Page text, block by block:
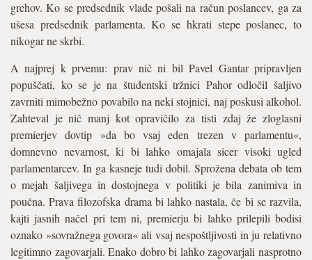
grehov. Ko se predsednik vlade pošali na račun poslancev, ga za
ušesa predsednik parlamenta. Ko se hkrati stepe poslanec, to
nikogar ne skrbi.
A najprej k prvemu: prav nič ni bil Pavel Gantar pripravljen
popuščati, ko se je na študentski tržnici Pahor odločil šaljivo
zavrniti mimobežno povabilo na neki stojnici, naj poskusi alkohol.
Zahteval je nič manj kot opravičilo za tisti zdaj že zloglasni
premierjev dovtip »da bo vsaj eden trezen v parlamentu«,
domnevno nevarnost, ki bi lahko omajala sicer visoki ugled
parlamentarcev. In ga kasneje tudi dobil. Sprožena debata ob tem
o mejah šaljivega in dostojnega v politiki je bila zanimiva in
poučna. Prava filozofska drama bi lahko nastala, če bi se razvila,
kajti jasnih načel pri tem ni, premierju bi lahko prilepili bodisi
oznako »sovražnega govora« ali vsaj nespoštljivosti in ju relativno
legitimno zagovarjali. Enako dobro bi lahko zagovarjali nasprotno